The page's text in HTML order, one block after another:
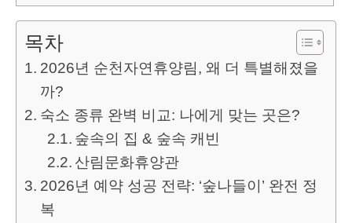
목차
2026년 순천자연휴양림, 왜 더 특별해졌을
까?
숙소 종류 완벽 비교: 나에게 맞는 곳은?
숲속의 집 & 숲속 캐빈
산림문화휴양관
2026년 예약 성공 전략: ‘숲나들이’ 완전 정
복